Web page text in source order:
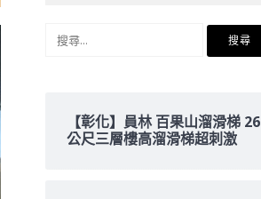
【彰化】員林 百果山溜滑梯 26
公尺三層樓高溜滑梯超刺激